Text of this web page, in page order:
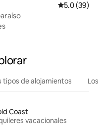
Calificación
5.0 (39)
tipos de alojamientos
Coast
vacacionales